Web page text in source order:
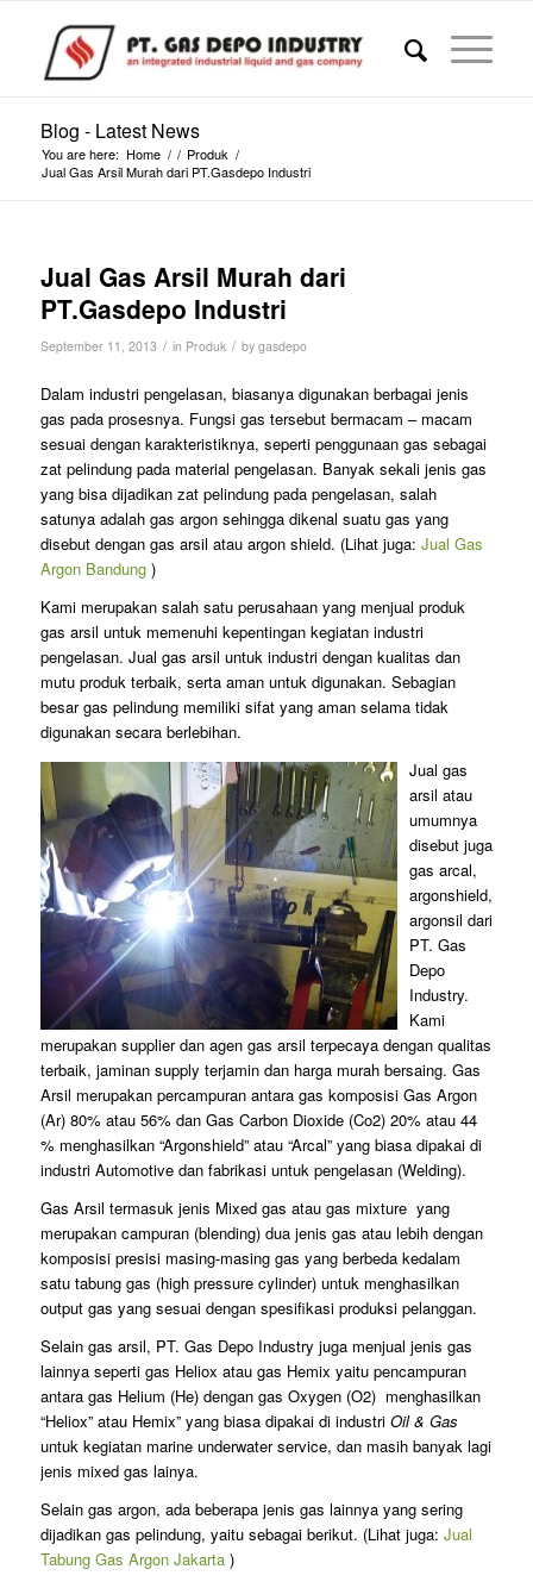
Blog - Latest News
You are here: Home / / Produk /
Jual Gas Arsil Murah dari PT.Gasdepo Industri
Jual Gas Arsil Murah dari
PT.Gasdepo Industri
September 11, 2013 / in Produk / by gasdepo
Dalam industri pengelasan, biasanya digunakan berbagai jenis
gas pada prosesnya. Fungsi gas tersebut bermacam – macam
sesuai dengan karakteristiknya, seperti penggunaan gas sebagai
zat pelindung pada material pengelasan. Banyak sekali jenis gas
yang bisa dijadikan zat pelindung pada pengelasan, salah
satunya adalah gas argon sehingga dikenal suatu gas yang
disebut dengan gas arsil atau argon shield. (Lihat juga: Jual Gas
Argon Bandung)
Kami merupakan salah satu perusahaan yang menjual produk
gas arsil untuk memenuhi kepentingan kegiatan industri
pengelasan. Jual gas arsil untuk industri dengan kualitas dan
mutu produk terbaik, serta aman untuk digunakan. Sebagian
besar gas pelindung memiliki sifat yang aman selama tidak
digunakan secara berlebihan.
Jual gas
arsil atau
umumnya
disebut juga
gas arcal,
argonshield,
argonsil dari
PT. Gas
Depo
Industry.
Kami
merupakan supplier dan agen gas arsil terpecaya dengan qualitas
terbaik, jaminan supply terjamin dan harga murah bersaing. Gas
Arsil merupakan percampuran antara gas komposisi Gas Argon
(Ar) 80% atau 56% dan Gas Carbon Dioxide (Co2) 20% atau 44
% menghasilkan “Argonshield” atau “Arcal” yang biasa dipakai di
industri Automotive dan fabrikasi untuk pengelasan (Welding).
Gas Arsil termasuk jenis Mixed gas atau gas mixture yang
merupakan campuran (blending) dua jenis gas atau lebih dengan
komposisi presisi masing-masing gas yang berbeda kedalam
satu tabung gas (high pressure cylinder) untuk menghasilkan
output gas yang sesuai dengan spesifikasi produksi pelanggan.
Selain gas arsil, PT. Gas Depo Industry juga menjual jenis gas
lainnya seperti gas Heliox atau gas Hemix yaitu pencampuran
antara gas Helium (He) dengan gas Oxygen (O2) menghasilkan
“Heliox” atau Hemix” yang biasa dipakai di industri Oil & Gas
untuk kegiatan marine underwater service, dan masih banyak lagi
jenis mixed gas lainya.
Selain gas argon, ada beberapa jenis gas lainnya yang sering
dijadikan gas pelindung, yaitu sebagai berikut. (Lihat juga: Jual
Tabung Gas Argon Jakarta)